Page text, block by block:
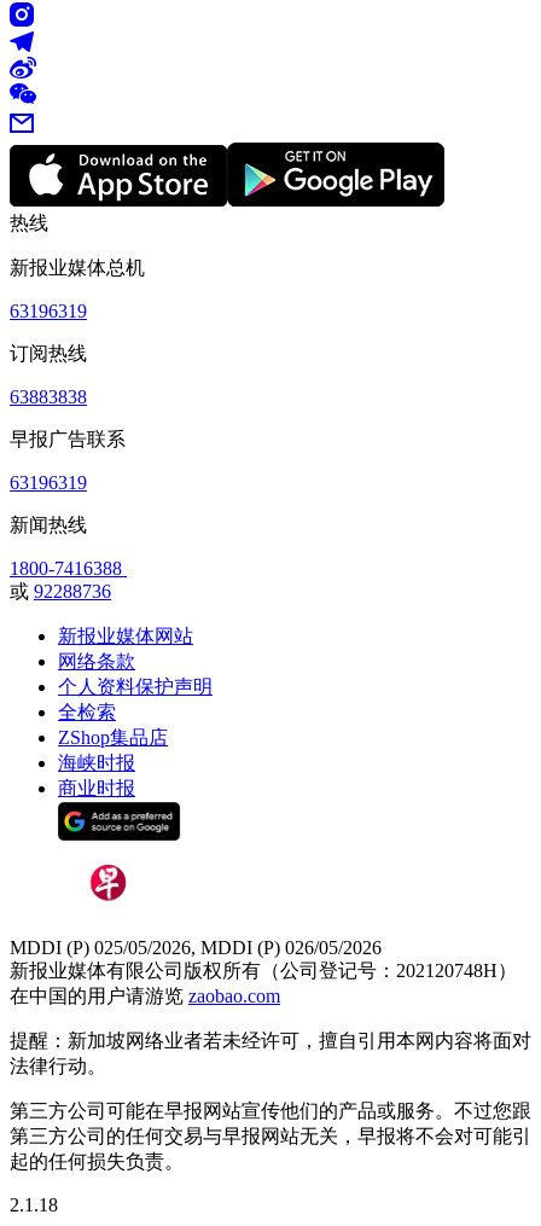
热线
新报业媒体总机
63196319
订阅热线
63883838
早报广告联系
63196319
新闻热线
1800-7416388
或 92288736
新报业媒体网站
网络条款
个人资料保护声明
全检索
ZShop集品店
海峡时报
商业时报
MDDI (P) 025/05/2026, MDDI (P) 026/05/2026
新报业媒体有限公司版权所有（公司登记号：202120748H）
在中国的用户请游览 zaobao.com
提醒：新加坡网络业者若未经许可，擅自引用本网内容将面对
法律行动。
第三方公司可能在早报网站宣传他们的产品或服务。不过您跟
第三方公司的任何交易与早报网站无关，早报将不会对可能引
起的任何损失负责。
2.1.18